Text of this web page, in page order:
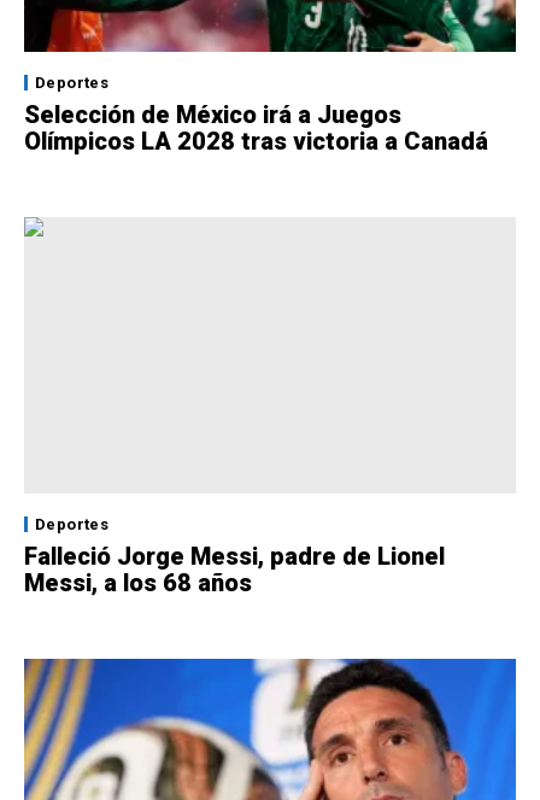
Deportes
Selección de México irá a Juegos
Olímpicos LA 2028 tras victoria a Canadá
Deportes
Falleció Jorge Messi, padre de Lionel
Messi, a los 68 años